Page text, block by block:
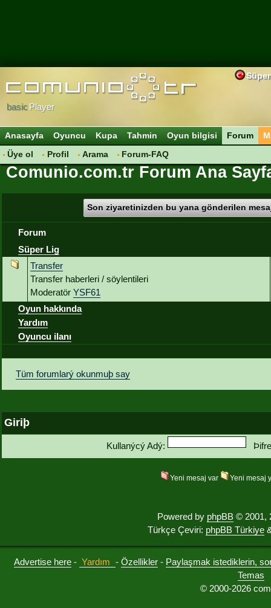
basicPlayer
Anasayfa Oyuncu Kupa Tahmin Oyun bilgisi
Forum
Üye ol
Profil Arama Forum-FAQ
Comunio.com.tr Forum Ana
Son ziyaretinizden bu yana gönderilen
Forum
Süper Lig
Transfer
Transfer haberleri / söylentileri
Moderatör YSF61
Oyun hakkında
Yardım
Oyuncu ilanı
Tüm forumlarý okunmuþ say
Giriþ
Kullanýcý Adý:
Yeni mesaj var Yeni mesaj
Powered by phpBB © 2001,
Türkçe Çeviri: phpBB Türkiye
Advertise here - Yardım - Özellikler - Paylaşmak istediklerin,
Temas
© 2000-2026